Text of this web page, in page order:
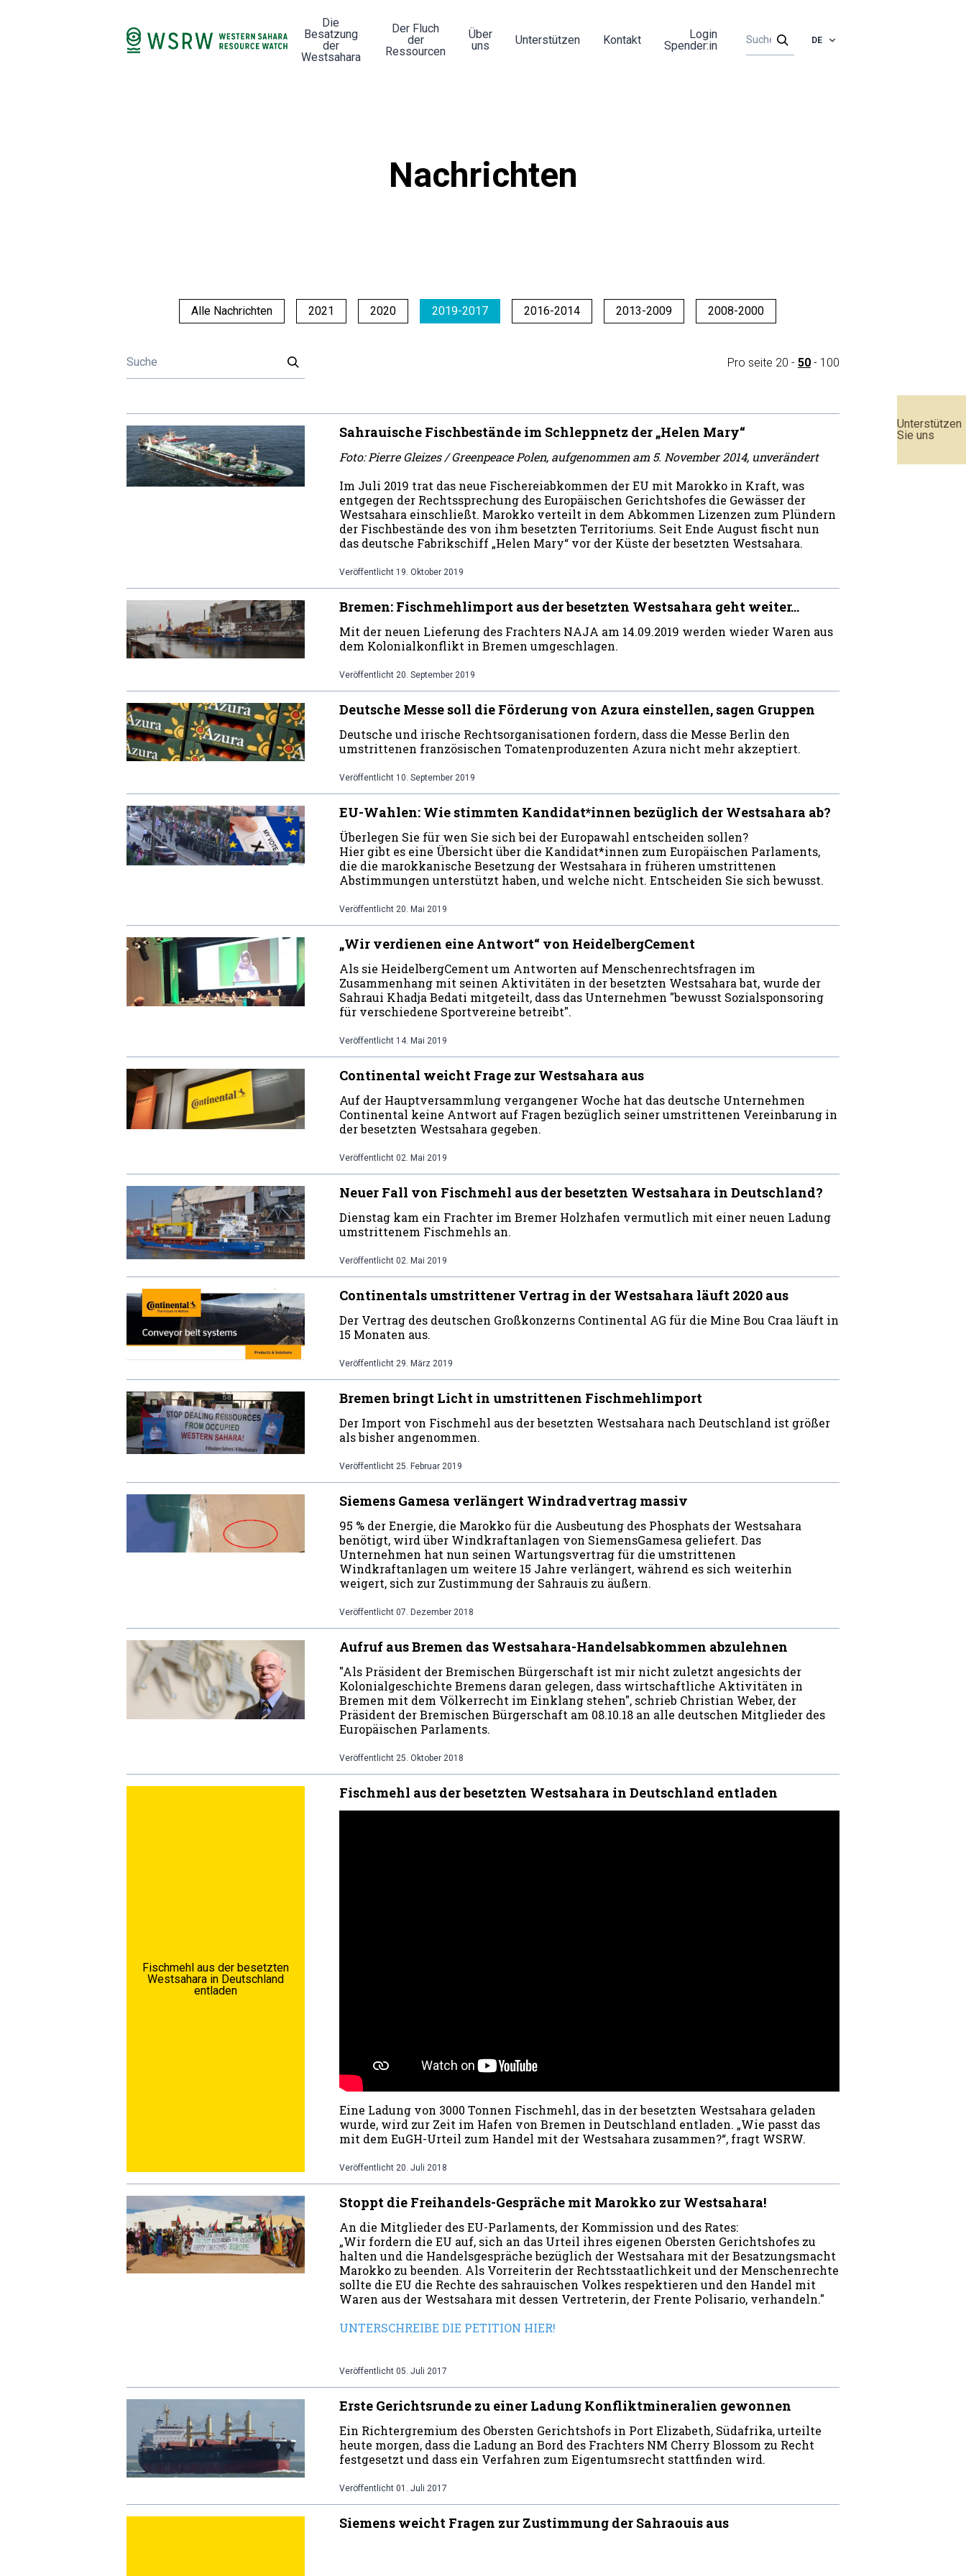
Unterstützen
Sie uns
Die
Besatzung
der
Westsahara
Der Fluch
der
Ressourcen
Über
uns
Unterstützen Kontakt
Login
Spender:in
DE
Nachrichten
Alle Nachrichten 2021 2020 2019-2017 2016-2014 2013-2009 2008-2000
Pro seite 20 - 50 - 100
Sahrauische Fischbestände im Schleppnetz der „Helen Mary“
Foto: Pierre Gleizes / Greenpeace Polen, aufgenommen am 5. November 2014, unverändert
Im Juli 2019 trat das neue Fischereiabkommen der EU mit Marokko in Kraft, was
entgegen der Rechtssprechung des Europäischen Gerichtshofes die Gewässer der
Westsahara einschließt. Marokko verteilt in dem Abkommen Lizenzen zum Plündern
der Fischbestände des von ihm besetzten Territoriums. Seit Ende August fischt nun
das deutsche Fabrikschiff „Helen Mary“ vor der Küste der besetzten Westsahara.
Veröffentlicht 19. Oktober 2019
Bremen: Fischmehlimport aus der besetzten Westsahara geht weiter…
Mit der neuen Lieferung des Frachters NAJA am 14.09.2019 werden wieder Waren aus
dem Kolonialkonflikt in Bremen umgeschlagen.
Veröffentlicht 20. September 2019
Deutsche Messe soll die Förderung von Azura einstellen, sagen Gruppen
Deutsche und irische Rechtsorganisationen fordern, dass die Messe Berlin den
umstrittenen französischen Tomatenproduzenten Azura nicht mehr akzeptiert.
Veröffentlicht 10. September 2019
EU-Wahlen: Wie stimmten Kandidat*innen bezüglich der Westsahara ab?
Überlegen Sie für wen Sie sich bei der Europawahl entscheiden sollen?
Hier gibt es eine Übersicht über die Kandidat*innen zum Europäischen Parlaments,
die die marokkanische Besetzung der Westsahara in früheren umstrittenen
Abstimmungen unterstützt haben, und welche nicht. Entscheiden Sie sich bewusst.
Veröffentlicht 20. Mai 2019
„Wir verdienen eine Antwort“ von HeidelbergCement
Als sie HeidelbergCement um Antworten auf Menschenrechtsfragen im
Zusammenhang mit seinen Aktivitäten in der besetzten Westsahara bat, wurde der
Sahraui Khadja Bedati mitgeteilt, dass das Unternehmen "bewusst Sozialsponsoring
für verschiedene Sportvereine betreibt".
Veröffentlicht 14. Mai 2019
Continental weicht Frage zur Westsahara aus
Auf der Hauptversammlung vergangener Woche hat das deutsche Unternehmen
Continental keine Antwort auf Fragen bezüglich seiner umstrittenen Vereinbarung in
der besetzten Westsahara gegeben.
Veröffentlicht 02. Mai 2019
Neuer Fall von Fischmehl aus der besetzten Westsahara in Deutschland?
Dienstag kam ein Frachter im Bremer Holzhafen vermutlich mit einer neuen Ladung
umstrittenem Fischmehls an.
Veröffentlicht 02. Mai 2019
Continentals umstrittener Vertrag in der Westsahara läuft 2020 aus
Der Vertrag des deutschen Großkonzerns Continental AG für die Mine Bou Craa läuft in
15 Monaten aus.
Veröffentlicht 29. März 2019
Bremen bringt Licht in umstrittenen Fischmehlimport
Der Import von Fischmehl aus der besetzten Westsahara nach Deutschland ist größer
als bisher angenommen.
Veröffentlicht 25. Februar 2019
Siemens Gamesa verlängert Windradvertrag massiv
95 % der Energie, die Marokko für die Ausbeutung des Phosphats der Westsahara
benötigt, wird über Windkraftanlagen von SiemensGamesa geliefert. Das
Unternehmen hat nun seinen Wartungsvertrag für die umstrittenen
Windkraftanlagen um weitere 15 Jahre verlängert, während es sich weiterhin
weigert, sich zur Zustimmung der Sahrauis zu äußern.
Veröffentlicht 07. Dezember 2018
Aufruf aus Bremen das Westsahara-Handelsabkommen abzulehnen
"Als Präsident der Bremischen Bürgerschaft ist mir nicht zuletzt angesichts der
Kolonialgeschichte Bremens daran gelegen, dass wirtschaftliche Aktivitäten in
Bremen mit dem Völkerrecht im Einklang stehen", schrieb Christian Weber, der
Präsident der Bremischen Bürgerschaft am 08.10.18 an alle deutschen Mitglieder des
Europäischen Parlaments.
Veröffentlicht 25. Oktober 2018
Fischmehl aus der besetzten
Westsahara in Deutschland
entladen
Fischmehl aus der besetzten Westsahara in Deutschland entladen
Eine Ladung von 3000 Tonnen Fischmehl, das in der besetzten Westsahara geladen
wurde, wird zur Zeit im Hafen von Bremen in Deutschland entladen. „Wie passt das
mit dem EuGH-Urteil zum Handel mit der Westsahara zusammen?“, fragt WSRW.
Veröffentlicht 20. Juli 2018
Stoppt die Freihandels-Gespräche mit Marokko zur Westsahara!
An die Mitglieder des EU-Parlaments, der Kommission und des Rates:
„Wir fordern die EU auf, sich an das Urteil ihres eigenen Obersten Gerichtshofes zu
halten und die Handelsgespräche bezüglich der Westsahara mit der Besatzungsmacht
Marokko zu beenden. Als Vorreiterin der Rechtsstaatlichkeit und der Menschenrechte
sollte die EU die Rechte des sahrauischen Volkes respektieren und den Handel mit
Waren aus der Westsahara mit dessen Vertreterin, der Frente Polisario, verhandeln."
UNTERSCHREIBE DIE PETITION HIER!
Veröffentlicht 05. Juli 2017
Erste Gerichtsrunde zu einer Ladung Konfliktmineralien gewonnen
Ein Richtergremium des Obersten Gerichtshofs in Port Elizabeth, Südafrika, urteilte
heute morgen, dass die Ladung an Bord des Frachters NM Cherry Blossom zu Recht
festgesetzt und dass ein Verfahren zum Eigentumsrecht stattfinden wird.
Veröffentlicht 01. Juli 2017
Siemens weicht Fragen zur Zustimmung der Sahraouis aus